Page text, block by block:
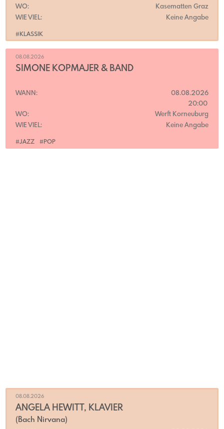
#KLASSIK
WO:
Kasematten Graz
WIE VIEL:
Keine Angabe
#JAZZ #POP
08.08.2026
SIMONE KOPMAJER & BAND
WANN:
08.08.2026
20:00
WO:
Werft Korneuburg
WIE VIEL:
Keine Angabe
08.08.2026
ANGELA HEWITT, KLAVIER
(Bach Nirvana)